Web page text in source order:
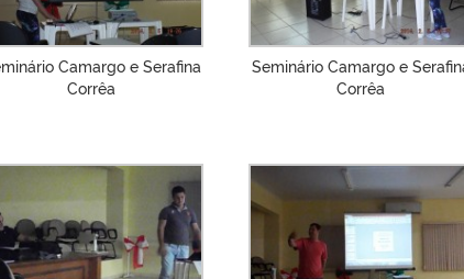
Camargo e Serafina
Corrêa
Seminário Camargo e
Corrêa